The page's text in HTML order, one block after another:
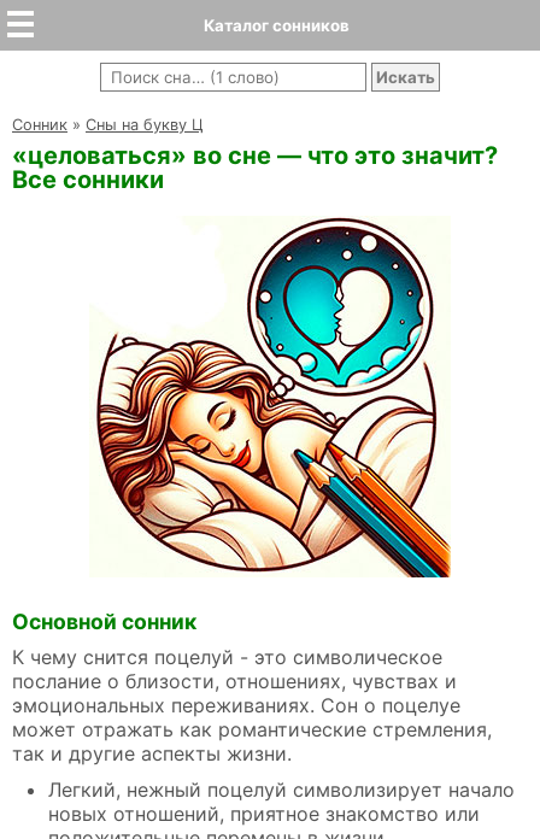
Каталог сонников
Cонник » Сны на букву Ц
«целоваться» во сне — что это значит?
Все сонники
Основной сонник
К чему снится поцелуй - это символическое
послание о близости, отношениях, чувствах и
эмоциональных переживаниях. Сон о поцелуе
может отражать как романтические стремления,
так и другие аспекты жизни.
Легкий, нежный поцелуй символизирует начало
новых отношений, приятное знакомство или